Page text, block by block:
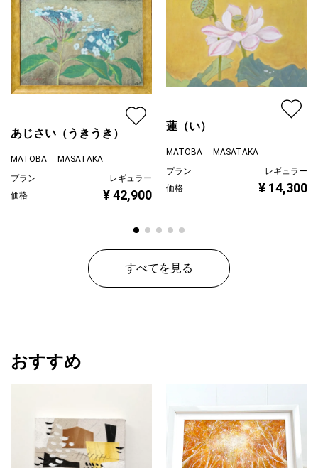
ジャンル
花・植物
配送目安
二週間以内
あじさい（うきうき）
MATOBA MASATAKA
プラン
レギュラー
価格
¥ 42,900
蓮（い）
MATOBA MASATAKA
プラン
レギュラー
価格
¥ 14,300
すべてを見る
おすすめ